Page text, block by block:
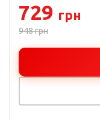
729 грн
948грн